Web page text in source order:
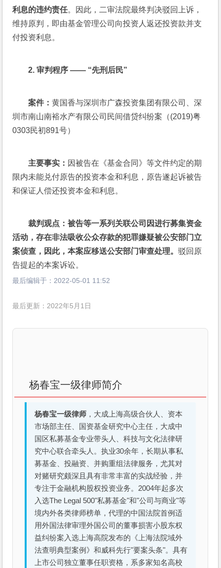
利息的违约责任。因此，二审法院最终判决驳回上诉，
维持原判，即由基金管理公司向投资人返还投资款并支
付投资利息。
2. 审判程序 —— “先刑后民”
案件：黄国香与深圳市广森投资集团有限公司、深
圳市南山南裕水产有限公司民间借贷纠纷案（(2019)粤
0303民初891号）
主要事实： 因被告在《基金合同》等文件约定的期
限内未能兑付原告的投资本金和利息，原告遂起诉被告
和保证人偿还投资本金和利息。
裁判观点：被告等一系列关联公司因进行募集资金
活动，存在非法吸收公众存款的犯罪嫌疑被公安部门立
案侦查，因此，本案应移送公安部门审查处理。驳回原
告提起的本案诉讼。
最后编辑于： 2022-05-01 11:52
最后更新：2022年5月1日
杨春宝一级律师简介
杨春宝一级律师 ，大成上海高级合伙人、资本
市场部主任、国资基金研究中心主任，大成中
国区私募基金专业带头人、科技与文化法律研
究中心联合牵头人。执业30余年，长期从事私
募基金、投融资、并购重组法律服务，尤其对
对赌研究颇深且具有非常丰富的实战经验，并
专注于金融机构股权投资业务。2004年起多次
入选The Legal 500"私募基金"和"公司与商业"等
境内外各类律师榜单，代理的中国法院首例适
用外国法律审理外国公司的董事损害小股东权
益纠纷案入选上海高院发布的《上海法院域外
法查明典型案例》和威科先行"要案头条"。具有
上市公司独立董事任职资格，系多家知名高校